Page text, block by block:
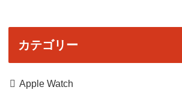
カテゴリー
Apple Watch